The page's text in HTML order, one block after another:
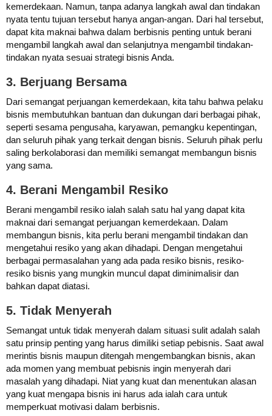
kemerdekaan. Namun, tanpa adanya langkah awal dan tindakan
nyata tentu tujuan tersebut hanya angan-angan. Dari hal tersebut,
dapat kita maknai bahwa dalam berbisnis penting untuk berani
mengambil langkah awal dan selanjutnya mengambil tindakan-
tindakan nyata sesuai strategi bisnis Anda.
3. Berjuang Bersama
Dari semangat perjuangan kemerdekaan, kita tahu bahwa pelaku
bisnis membutuhkan bantuan dan dukungan dari berbagai pihak,
seperti sesama pengusaha, karyawan, pemangku kepentingan,
dan seluruh pihak yang terkait dengan bisnis. Seluruh pihak perlu
saling berkolaborasi dan memiliki semangat membangun bisnis
yang sama.
4. Berani Mengambil Resiko
Berani mengambil resiko ialah salah satu hal yang dapat kita
maknai dari semangat perjuangan kemerdekaan. Dalam
membangun bisnis, kita perlu berani mengambil tindakan dan
mengetahui resiko yang akan dihadapi. Dengan mengetahui
berbagai permasalahan yang ada pada resiko bisnis, resiko-
resiko bisnis yang mungkin muncul dapat diminimalisir dan
bahkan dapat diatasi.
5. Tidak Menyerah
Semangat untuk tidak menyerah dalam situasi sulit adalah salah
satu prinsip penting yang harus dimiliki setiap pebisnis. Saat awal
merintis bisnis maupun ditengah mengembangkan bisnis, akan
ada momen yang membuat pebisnis ingin menyerah dari
masalah yang dihadapi. Niat yang kuat dan menentukan alasan
yang kuat mengapa bisnis ini harus ada ialah cara untuk
memperkuat motivasi dalam berbisnis.